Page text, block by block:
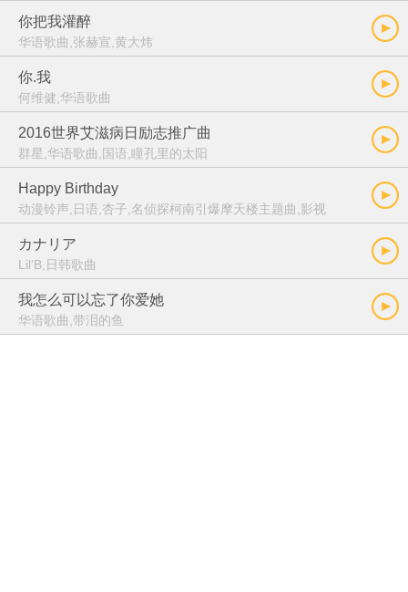
你把我灌醉
华语歌曲,张赫宣,黄大炜
你.我
何维健,华语歌曲
2016世界艾滋病日励志推广曲
群星,华语歌曲,国语,瞳孔里的太阳
Happy Birthday
动漫铃声,日语,杏子,名侦探柯南引爆摩天楼主题曲,影视
カナリア
Lil’B,日韩歌曲
我怎么可以忘了你爱她
华语歌曲,带泪的鱼